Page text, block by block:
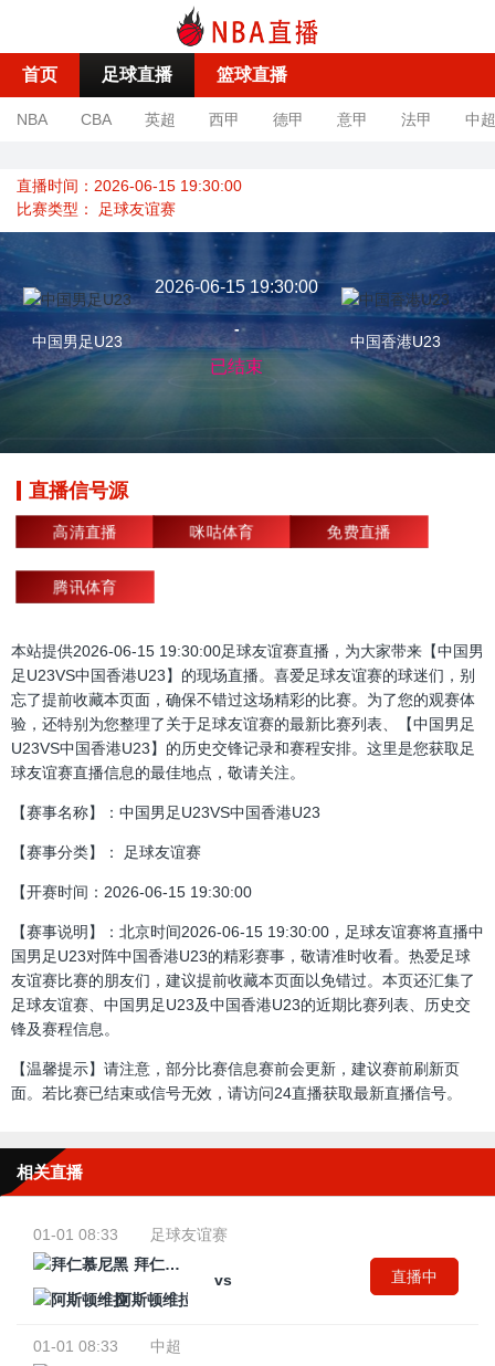
首页 足球直播 篮球直播
NBA CBA 英超 西甲 德甲 意甲 法甲 中超
直播时间：2026-06-15 19:30:00
比赛类型： 足球友谊赛
中国男足U23
2026-06-15 19:30:00
-
已结束
中国香港U23
直播信号源
高清直播 咪咕体育 免费直播
腾讯体育
本站提供2026-06-15 19:30:00足球友谊赛直播，为大家带来【中国男
足U23VS中国香港U23】的现场直播。喜爱足球友谊赛的球迷们，别
忘了提前收藏本页面，确保不错过这场精彩的比赛。为了您的观赛体
验，还特别为您整理了关于足球友谊赛的最新比赛列表、【中国男足
U23VS中国香港U23】的历史交锋记录和赛程安排。这里是您获取足
球友谊赛直播信息的最佳地点，敬请关注。
【赛事名称】：中国男足U23VS中国香港U23
【赛事分类】： 足球友谊赛
【开赛时间：2026-06-15 19:30:00
【赛事说明】：北京时间2026-06-15 19:30:00，足球友谊赛将直播中
国男足U23对阵中国香港U23的精彩赛事，敬请准时收看。热爱足球
友谊赛比赛的朋友们，建议提前收藏本页面以免错过。本页还汇集了
足球友谊赛、中国男足U23及中国香港U23的近期比赛列表、历史交
锋及赛程信息。
【温馨提示】请注意，部分比赛信息赛前会更新，建议赛前刷新页
面。若比赛已结束或信号无效，请访问24直播获取最新直播信号。
相关直播
01-01 08:33
足球友谊赛
拜仁慕尼黑
vs
阿斯顿维拉
直播中
01-01 08:33
中超